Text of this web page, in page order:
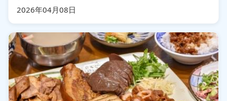
2026年04月08日